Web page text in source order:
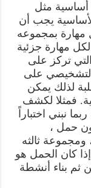
أساسية مثل
الأساسية يجب أن
مهارة بمجموعه
مهارة جزئية
تركز على
التشخيصي على
لذلك يمكن
فمثلا لكشف
نبني اختباراً
حمل ،
ثالثه
كان الحمل هو
ثم بناء أنشطة